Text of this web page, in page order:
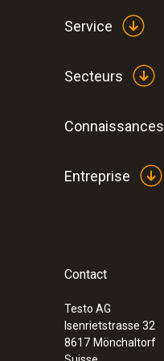
Service
Secteurs
Connaissances
Entreprise
Contact
Testo AG
Isenrietstrasse 32
8617 Mönchaltorf